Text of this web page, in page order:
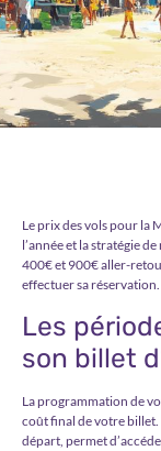
Le prix des vols pour la
l’année et la stratégie
400€ et 900€ aller-
effectuer sa réservation.
Les
son billet
La programmation de
coût final de votre billet.
départ, permet